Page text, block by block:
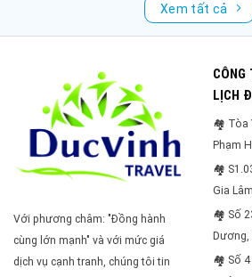
Xem tất cả
Với phương châm: "Đồng hành
cùng lớn mạnh" và với mức giá
dịch vụ cạnh tranh, chúng tôi tin
CÔNG
LỊCH
🏘 Tòa
Phạm
🏘
Gia
🏘 Số
Dương,
🏘 Số 4